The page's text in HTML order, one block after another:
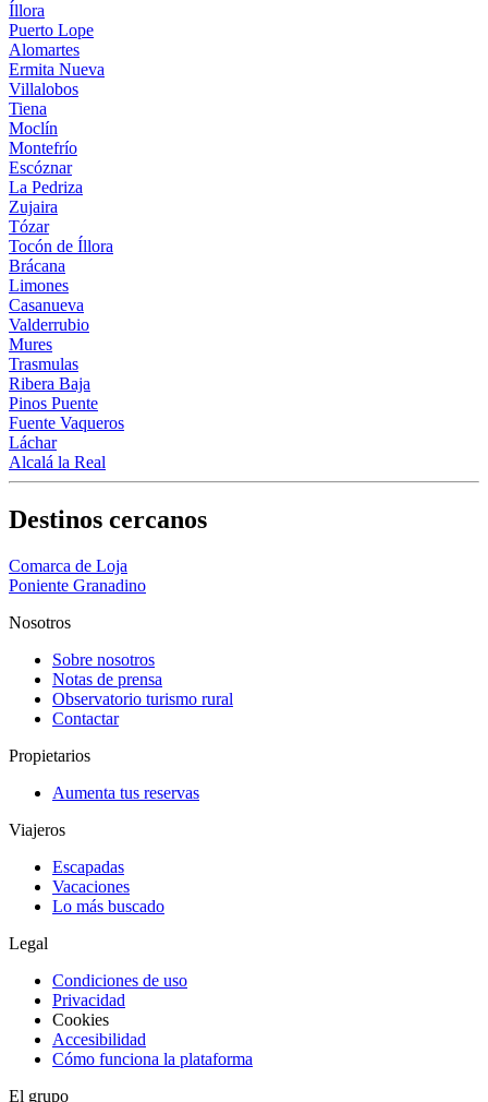
Íllora
Puerto Lope
Alomartes
Ermita Nueva
Villalobos
Tiena
Moclín
Montefrío
Escóznar
La Pedriza
Zujaira
Tózar
Tocón de Íllora
Brácana
Limones
Casanueva
Valderrubio
Mures
Trasmulas
Ribera Baja
Pinos Puente
Fuente Vaqueros
Láchar
Alcalá la Real
Destinos cercanos
Comarca de Loja
Poniente Granadino
Nosotros
Sobre nosotros
Notas de prensa
Observatorio turismo rural
Contactar
Propietarios
Aumenta tus reservas
Viajeros
Escapadas
Vacaciones
Lo más buscado
Legal
Condiciones de uso
Privacidad
Cookies
Accesibilidad
Cómo funciona la plataforma
El grupo